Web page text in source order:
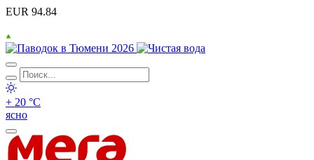
EUR 94.84
+ 20 °С
ясно